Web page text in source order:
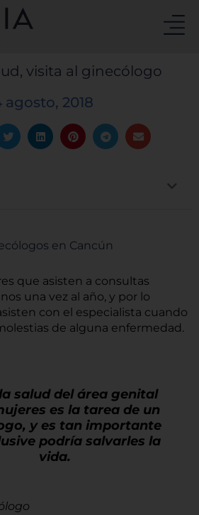
visita al ginecólogo
agosto, 2018
que asisten a consultas
una vez al año, y por lo
con el especialista cuando
de alguna enfermedad.
salud del área genital
es la tarea de un
y es tan importante
podría salvarles la
vida.